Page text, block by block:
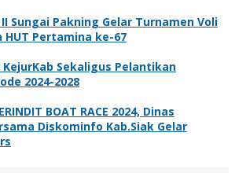
Sungai Pakning Gelar Turnamen Voli
HUT Pertamina ke-67
KejurKab Sekaligus Pelantikan
2024-2028
BOAT RACE 2024, Dinas
Diskominfo Kab.Siak Gelar